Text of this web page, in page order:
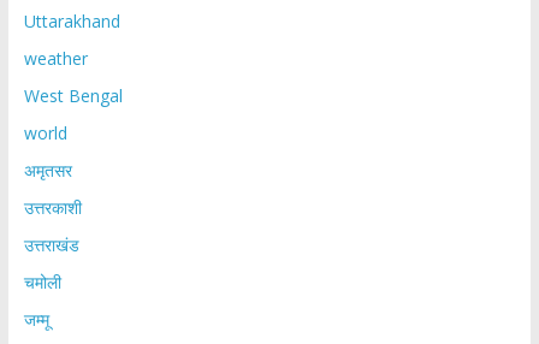
Uttarakhand
weather
West Bengal
world
अमृतसर
उत्तरकाशी
उत्तराखंड
चमोली
जम्मू